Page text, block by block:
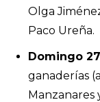
Olga
Paco Ureña.
Domingo
ganaderías
Manzanares